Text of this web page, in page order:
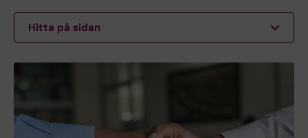
Hitta på sidan